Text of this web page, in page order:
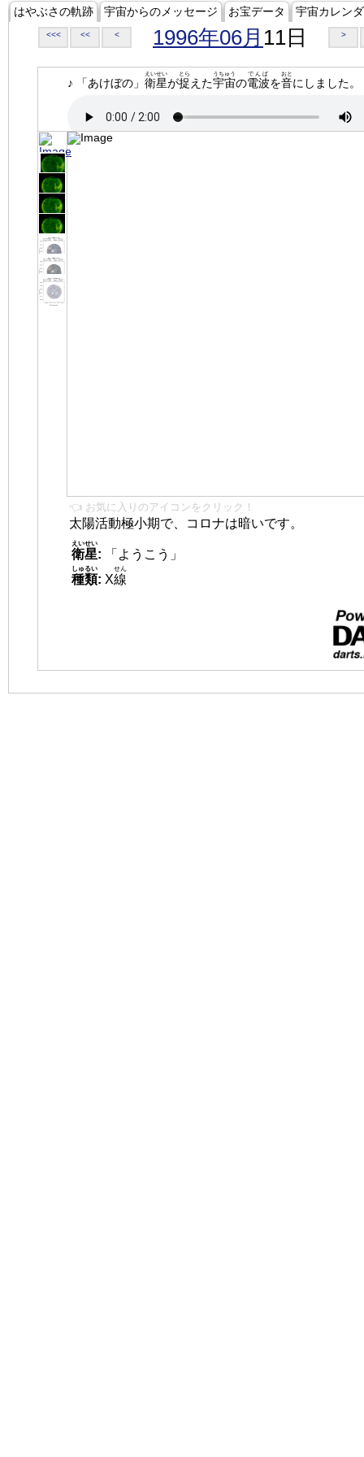
はやぶさの軌跡 宇宙からのメッセージ お宝データ 宇宙カレン
<<< << < 1996年06月 11日 >
♪ 「あけぼの」 衛星
えいせい
が捉
とら
えた宇宙
うちゅう
の電波
でんぱ
を音
おと
にしました。
👈 お気に入りのアイコンをクリック！
太陽活動極小期で、コロナは暗いです。
衛星
えいせい
:
「ようこう」
種類
しゅるい
: X線
せん